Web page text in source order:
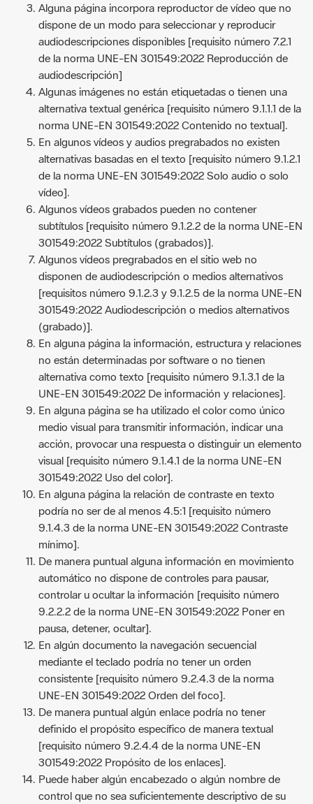
Alguna página incorpora reproductor de vídeo que no
dispone de un modo para seleccionar y reproducir
audiodescripciones disponibles [requisito número 7.2.1
de la norma UNE-EN 301549:2022 Reproducción de
audiodescripción]
Algunas imágenes no están etiquetadas o tienen una
alternativa textual genérica [requisito número 9.1.1.1 de la
norma UNE-EN 301549:2022 Contenido no textual].
En algunos vídeos y audios pregrabados no existen
alternativas basadas en el texto [requisito número 9.1.2.1
de la norma UNE-EN 301549:2022 Solo audio o solo
vídeo].
Algunos vídeos grabados pueden no contener
subtítulos [requisito número 9.1.2.2 de la norma UNE-EN
301549:2022 Subtítulos (grabados)].
Algunos vídeos pregrabados en el sitio web no
disponen de audiodescripción o medios alternativos
[requisitos número 9.1.2.3 y 9.1.2.5 de la norma UNE-EN
301549:2022 Audiodescripción o medios alternativos
(grabado)].
En alguna página la información, estructura y relaciones
no están determinadas por software o no tienen
alternativa como texto [requisito número 9.1.3.1 de la
UNE-EN 301549:2022 De información y relaciones].
En alguna página se ha utilizado el color como único
medio visual para transmitir información, indicar una
acción, provocar una respuesta o distinguir un elemento
visual [requisito número 9.1.4.1 de la norma UNE-EN
301549:2022 Uso del color].
En alguna página la relación de contraste en texto
podría no ser de al menos 4.5:1 [requisito número
9.1.4.3 de la norma UNE-EN 301549:2022 Contraste
mínimo].
De manera puntual alguna información en movimiento
automático no dispone de controles para pausar,
controlar u ocultar la información [requisito número
9.2.2.2 de la norma UNE-EN 301549:2022 Poner en
pausa, detener, ocultar].
En algún documento la navegación secuencial
mediante el teclado podría no tener un orden
consistente [requisito número 9.2.4.3 de la norma
UNE-EN 301549:2022 Orden del foco].
De manera puntual algún enlace podría no tener
definido el propósito específico de manera textual
[requisito número 9.2.4.4 de la norma UNE-EN
301549:2022 Propósito de los enlaces].
Puede haber algún encabezado o algún nombre de
control que no sea suficientemente descriptivo de su